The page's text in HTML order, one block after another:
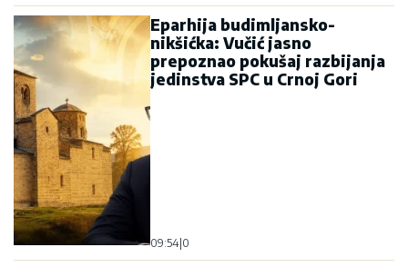
Eparhija budimljansko-
nikšićka: Vučić jasno
prepoznao pokušaj razbijanja
jedinstva SPC u Crnoj Gori
09:54|0